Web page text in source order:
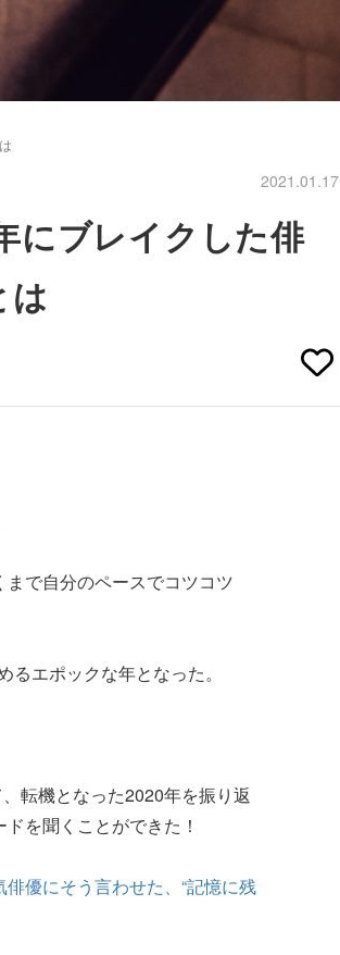
2021.01.17
にブレイクした俳
は
で自分のペースでコツコツ
エポックな年となった。
転機となった2020年を振り返
を聞くことができた！
優にそう言わせた、“記憶に残